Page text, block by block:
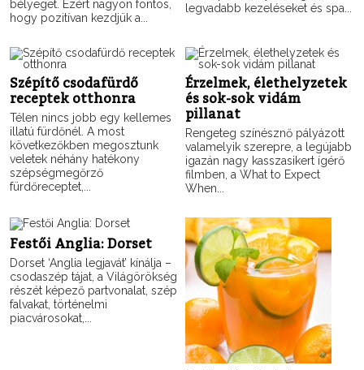
bélyeget. Ezért nagyon fontos,
hogy pozitívan kezdjük a...
legvadabb kezeléseket és spa...
Szépítő csodafürdő
receptek otthonra
Télen nincs jobb egy kellemes
illatú fürdőnél. A most
következőkben megosztunk
veletek néhány hatékony
szépségmegőrző
fürdőreceptet,...
Érzelmek, élethelyzetek
és sok-sok vidám
pillanat
Rengeteg színésznő pályázott
valamelyik szerepre, a legújabb
igazán nagy kasszasikert ígérő
filmben, a What to Expect
When...
Festői Anglia: Dorset
Dorset ‘Anglia legjavát’ kínálja –
csodaszép tájat, a Világörökség
részét képező partvonalat, szép
falvakat, történelmi
piacvárosokat,...